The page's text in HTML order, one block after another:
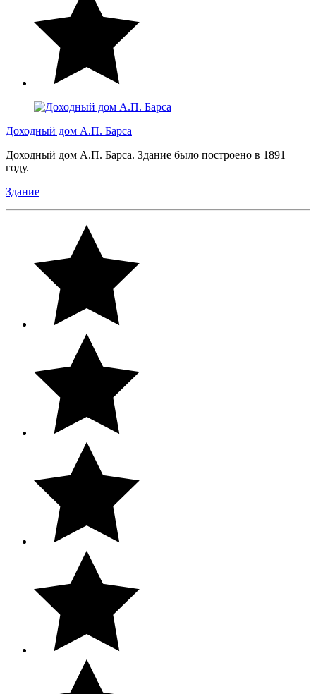
Доходный дом А.П. Барса
Доходный дом А.П. Барса. Здание было построено в 1891
году.
Здание